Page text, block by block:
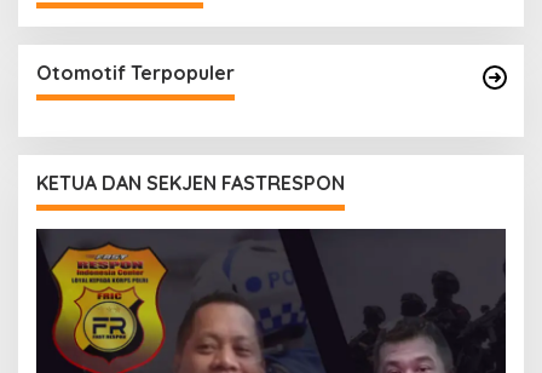
Otomotif Terpopuler
KETUA DAN SEKJEN FASTRESPON